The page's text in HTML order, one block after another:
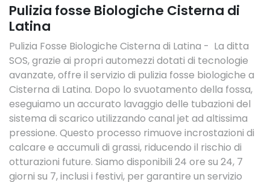
Pulizia fosse Biologiche Cisterna di
Latina
Pulizia Fosse Biologiche Cisterna di Latina - La ditta
SOS, grazie ai propri automezzi dotati di tecnologie
avanzate, offre il servizio di pulizia fosse biologiche a
Cisterna di Latina. Dopo lo svuotamento della fossa,
eseguiamo un accurato lavaggio delle tubazioni del
sistema di scarico utilizzando canal jet ad altissima
pressione. Questo processo rimuove incrostazioni di
calcare e accumuli di grassi, riducendo il rischio di
otturazioni future. Siamo disponibili 24 ore su 24, 7
giorni su 7, inclusi i festivi, per garantire un servizio